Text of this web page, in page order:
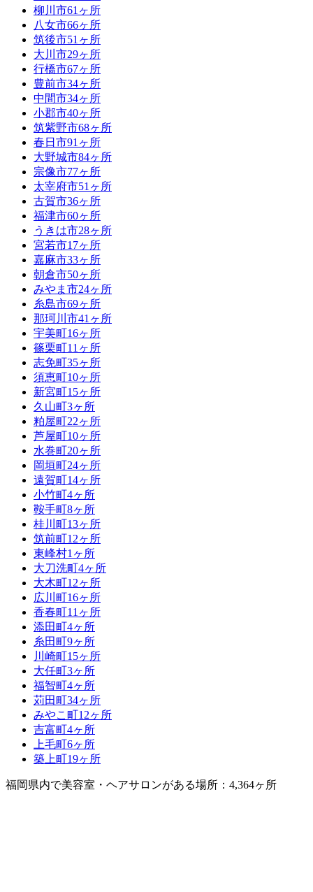
柳川市61ヶ所
八女市66ヶ所
筑後市51ヶ所
大川市29ヶ所
行橋市67ヶ所
豊前市34ヶ所
中間市34ヶ所
小郡市40ヶ所
筑紫野市68ヶ所
春日市91ヶ所
大野城市84ヶ所
宗像市77ヶ所
太宰府市51ヶ所
古賀市36ヶ所
福津市60ヶ所
うきは市28ヶ所
宮若市17ヶ所
嘉麻市33ヶ所
朝倉市50ヶ所
みやま市24ヶ所
糸島市69ヶ所
那珂川市41ヶ所
宇美町16ヶ所
篠栗町11ヶ所
志免町35ヶ所
須恵町10ヶ所
新宮町15ヶ所
久山町3ヶ所
粕屋町22ヶ所
芦屋町10ヶ所
水巻町20ヶ所
岡垣町24ヶ所
遠賀町14ヶ所
小竹町4ヶ所
鞍手町8ヶ所
桂川町13ヶ所
筑前町12ヶ所
東峰村1ヶ所
大刀洗町4ヶ所
大木町12ヶ所
広川町16ヶ所
香春町11ヶ所
添田町4ヶ所
糸田町9ヶ所
川崎町15ヶ所
大任町3ヶ所
福智町4ヶ所
苅田町34ヶ所
みやこ町12ヶ所
吉富町4ヶ所
上毛町6ヶ所
築上町19ヶ所
福岡県内で美容室・ヘアサロンがある場所：4,364ヶ所